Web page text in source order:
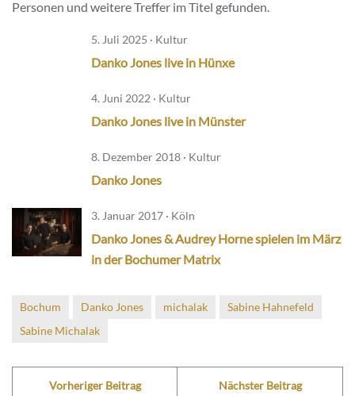
Personen und weitere Treffer im Titel gefunden.
5. Juli 2025 · Kultur
Danko Jones live in Hünxe
4. Juni 2022 · Kultur
Danko Jones live in Münster
8. Dezember 2018 · Kultur
Danko Jones
3. Januar 2017 · Köln
Danko Jones & Audrey Horne spielen im März
in der Bochumer Matrix
Bochum Danko Jones michalak
Sabine Hahnefeld
Sabine Michalak
Vorheriger Beitrag Nächster Beitrag